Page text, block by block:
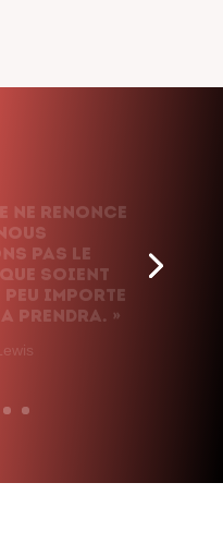
pas le
soient
importe
prendra. »